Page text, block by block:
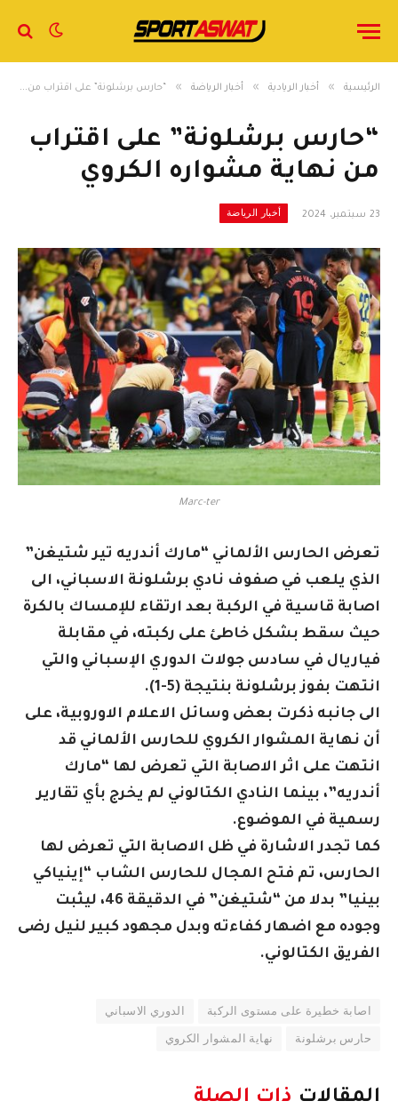
الرئيسية » أخبار الريادية » أخبار الرياضة » “حارس برشلونة” على اقتراب من نهاية مشواره الكروي
“حارس برشلونة” على اقتراب
من نهاية مشواره الكروي
23 سبتمبر، 2024 أخبار الرياضة
Marc-ter
تعرض الحارس الألماني “مارك أندريه تير شتيغن”
الذي يلعب في صفوف نادي برشلونة الاسباني، الى
اصابة قاسية في الركبة بعد ارتقاء للإمساك بالكرة
حيث سقط بشكل خاطئ على ركبته، في مقابلة
فياريال في سادس جولات الدوري الإسباني والتي
انتهت بفوز برشلونة بنتيجة (5-1).
الى جانبه ذكرت بعض وسائل الاعلام الاوروبية، على
أن نهاية المشوار الكروي للحارس الألماني قد
انتهت على اثر الاصابة التي تعرض لها “مارك
أندريه”، بينما النادي الكتالوني لم يخرج بأي تقارير
رسمية في الموضوع.
كما تجدر الاشارة في ظل الاصابة التي تعرض لها
الحارس، تم فتح المجال للحارس الشاب “إينياكي
بينيا” بدلا من “شتيغن” في الدقيقة 46، ليثبت
وجوده مع اضهار كفاءته وبدل مجهود كبير لنيل رضى
الفريق الكتالوني.
اصابة خطيرة على مستوى الركبة الدوري الاسباني
حارس برشلونة نهاية المشوار الكروي
المقالات ذات الصلة